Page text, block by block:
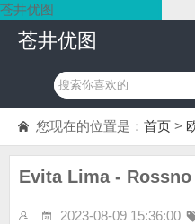
苍井优图
苍井优图
您现在的位置是： 首页 >
Evita Lima - Rossno
2023-08-09 15:36:00